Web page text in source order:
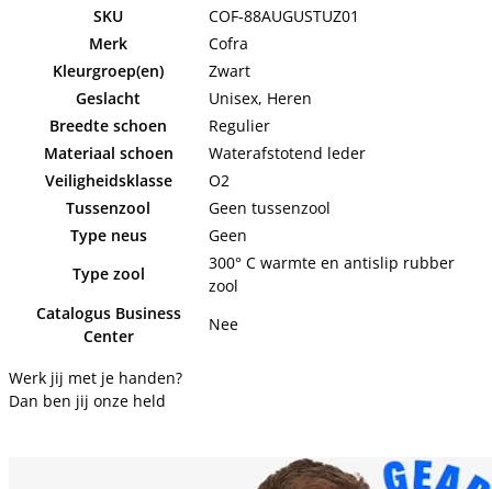
SKU
COF-88AUGUSTUZ01
Merk
Cofra
Kleurgroep(en)
Zwart
Geslacht
Unisex, Heren
Breedte schoen
Regulier
Materiaal schoen
Waterafstotend leder
Veiligheidsklasse
O2
Tussenzool
Geen tussenzool
Type neus
Geen
Type zool
300° C warmte en antislip rubber
zool
Catalogus Business
Center
Nee
Werk jij met je handen?
Dan ben jij onze held